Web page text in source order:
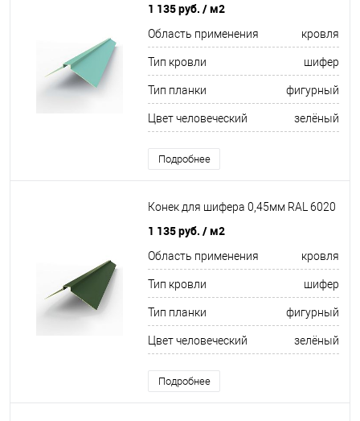
1 135 руб. / м2
Область применения кровля
Тип кровли шифер
Тип планки фигурный
Цвет человеческий зелёный
Подробнее
Конек для шифера 0,45мм RAL 6020
1 135 руб. / м2
Область применения кровля
Тип кровли шифер
Тип планки фигурный
Цвет человеческий зелёный
Подробнее